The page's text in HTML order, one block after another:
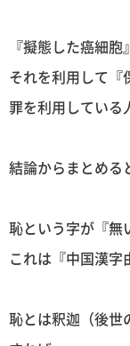
『擬態した癌細
それを利用して『
罪を利用している
結論からまとめる
恥という字が『無
これは『中国漢
恥とは釈迦（後世